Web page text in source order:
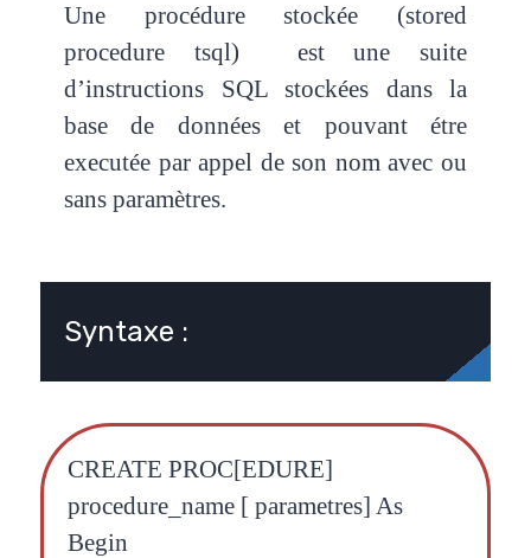
Une procédure stockée (stored
procedure tsql) est une suite
d’instructions SQL stockées dans la
base de données et pouvant étre
executée par appel de son nom avec ou
sans paramètres.
Syntaxe :
CREATE PROC[EDURE]
procedure_name [ parametres] As
Begin